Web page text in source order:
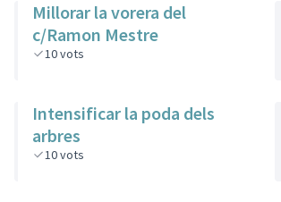
Millorar la vorera del
c/Ramon Mestre
10vots
Intensificar la poda dels
arbres
10vots